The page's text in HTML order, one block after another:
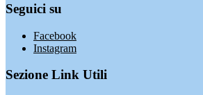
Seguici su
Facebook
Instagram
Sezione Link Utili